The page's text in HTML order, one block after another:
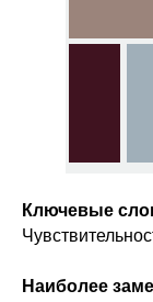
Ключевые
Наиболее